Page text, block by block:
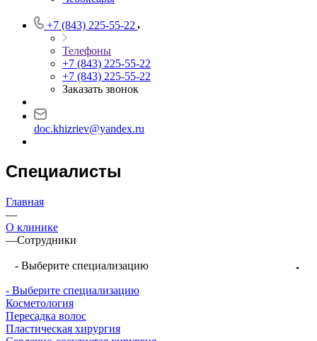
+7 (843) 225-55-22
Телефоны
+7 (843) 225-55-22
+7 (843) 225-55-22
Заказать звонок
doc.khizriev@yandex.ru
Специалисты
Главная
—
О клинике
—Сотрудники
- Выберите специализацию
- Выберите специализацию
Косметология
Пересадка волос
Пластическая хирургия
Врач
сердечно-
сосудистый
хирург,
хирург,
флеболог,
Сердечно-
сосудистый
хирург,
флеболог,
Сердечно-
сосудистый
хирург,
флеболог,
Врач
сердечно-
сосудистый